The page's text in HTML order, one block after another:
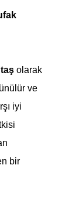
olarak
ve
iyi
bir